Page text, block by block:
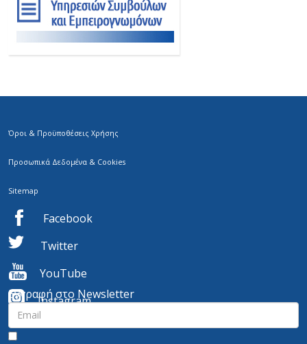
Όροι & Προϋποθέσεις Χρήσης
Προσωπικά Δεδομένα & Cookies
Sitemap
Facebook
Twitter
YouTube
Instagram
Εγγραφή στο Newsletter